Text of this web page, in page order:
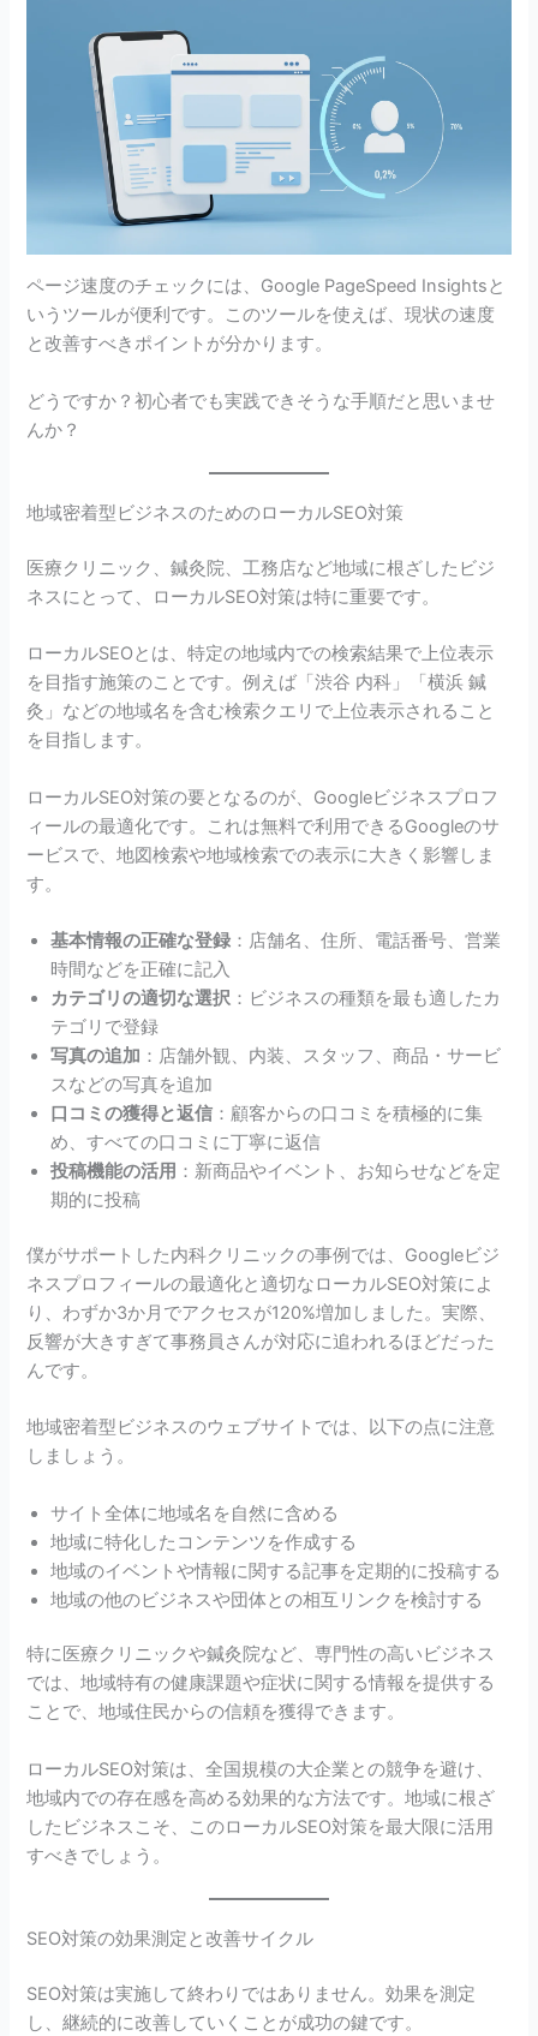
ページ速度のチェックには、Google PageSpeed Insightsと
いうツールが便利です。このツールを使えば、現状の速度
と改善すべきポイントが分かります。
どうですか？初心者でも実践できそうな手順だと思いませ
んか？
地域密着型ビジネスのためのローカルSEO対策
医療クリニック、鍼灸院、工務店など地域に根ざしたビジ
ネスにとって、ローカルSEO対策は特に重要です。
ローカルSEOとは、特定の地域内での検索結果で上位表示
を目指す施策のことです。例えば「渋谷 内科」「横浜 鍼
灸」などの地域名を含む検索クエリで上位表示されること
を目指します。
ローカルSEO対策の要となるのが、Googleビジネスプロフ
ィールの最適化です。これは無料で利用できるGoogleのサ
ービスで、地図検索や地域検索での表示に大きく影響しま
す。
基本情報の正確な登録 ：店舗名、住所、電話番号、営業
時間などを正確に記入
カテゴリの適切な選択 ：ビジネスの種類を最も適したカ
テゴリで登録
写真の追加 ：店舗外観、内装、スタッフ、商品・サービ
スなどの写真を追加
口コミの獲得と返信 ：顧客からの口コミを積極的に集
め、すべての口コミに丁寧に返信
投稿機能の活用 ：新商品やイベント、お知らせなどを定
期的に投稿
僕がサポートした内科クリニックの事例では、Googleビジ
ネスプロフィールの最適化と適切なローカルSEO対策によ
り、わずか3か月でアクセスが120%増加しました。実際、
反響が大きすぎて事務員さんが対応に追われるほどだった
んです。
地域密着型ビジネスのウェブサイトでは、以下の点に注意
しましょう。
サイト全体に地域名を自然に含める
地域に特化したコンテンツを作成する
地域のイベントや情報に関する記事を定期的に投稿する
地域の他のビジネスや団体との相互リンクを検討する
特に医療クリニックや鍼灸院など、専門性の高いビジネス
では、地域特有の健康課題や症状に関する情報を提供する
ことで、地域住民からの信頼を獲得できます。
ローカルSEO対策は、全国規模の大企業との競争を避け、
地域内での存在感を高める効果的な方法です。地域に根ざ
したビジネスこそ、このローカルSEO対策を最大限に活用
すべきでしょう。
SEO対策の効果測定と改善サイクル
SEO対策は実施して終わりではありません。効果を測定
し、継続的に改善していくことが成功の鍵です。